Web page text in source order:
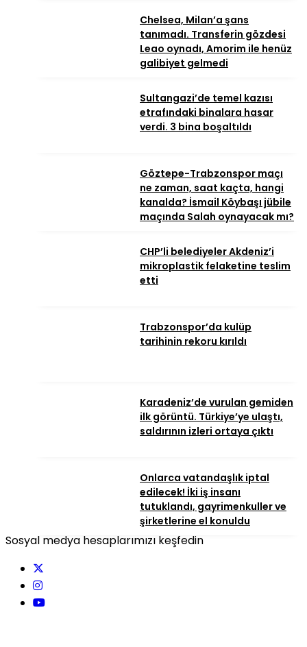
Chelsea, Milan’a şans
tanımadı. Transferin gözdesi
Leao oynadı, Amorim ile henüz
galibiyet gelmedi
Sultangazi’de temel kazısı
etrafındaki binalara hasar
verdi. 3 bina boşaltıldı
Göztepe-Trabzonspor maçı
ne zaman, saat kaçta, hangi
kanalda? İsmail Köybaşı jübile
maçında Salah oynayacak mı?
CHP’li belediyeler Akdeniz’i
mikroplastik felaketine teslim
etti
Trabzonspor’da kulüp
tarihinin rekoru kırıldı
Karadeniz’de vurulan gemiden
ilk görüntü. Türkiye’ye ulaştı,
saldırının izleri ortaya çıktı
Onlarca vatandaşlık iptal
edilecek! İki iş insanı
tutuklandı, gayrimenkuller ve
şirketlerine el konuldu
Sosyal medya hesaplarımızı keşfedin